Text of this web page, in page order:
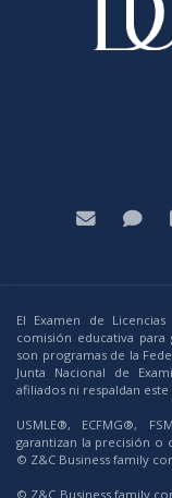
El Examen de
comisión educativa para
son programas de la
Junta Nacional de
afiliados ni respaldan
USMLE®, ECFMG®,
garantizan la precisión o
© Z&C Business family
© Z&C Business family